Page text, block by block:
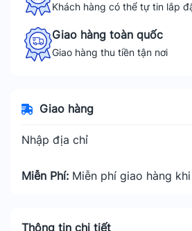
Khách hàng có thể tự tin lắp
Giao hàng toàn quốc
Giao hàng thu tiền tận nơi
Giao hàng
Nhập địa chỉ
Miễn Phí: Miễn phí giao hàng
Thông tin chi tiết